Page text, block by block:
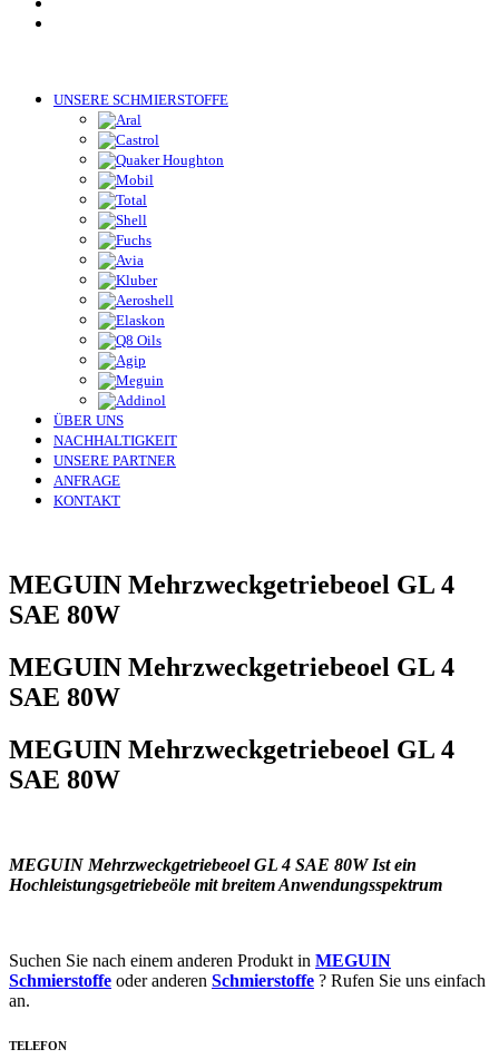
UNSERE SCHMIERSTOFFE
ÜBER UNS
NACHHALTIGKEIT
UNSERE PARTNER
ANFRAGE
KONTAKT
MEGUIN Mehrzweckgetriebeoel GL 4
SAE 80W
MEGUIN Mehrzweckgetriebeoel GL 4
SAE 80W
MEGUIN Mehrzweckgetriebeoel GL 4
SAE 80W
MEGUIN Mehrzweckgetriebeoel GL 4 SAE 80W Ist ein
Hochleistungsgetriebeöle mit breitem Anwendungsspektrum
Suchen Sie nach einem anderen Produkt in MEGUIN
Schmierstoffe oder anderen Schmierstoffe ? Rufen Sie uns einfach
an.
TELEFON